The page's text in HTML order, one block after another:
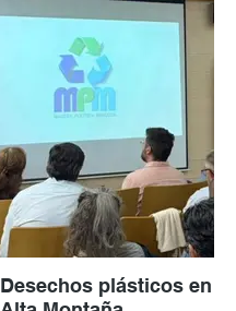
plásticos en